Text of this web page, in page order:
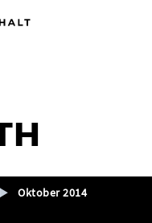
Oktober 2014